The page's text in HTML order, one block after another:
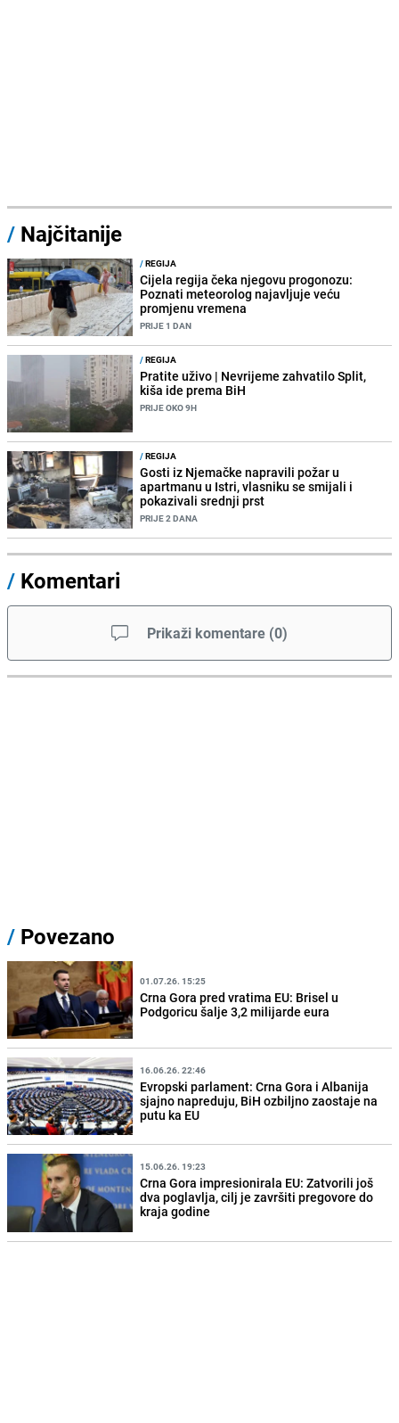
/ Najčitanije
/REGIJA
Cijela regija čeka njegovu progonozu:
Poznati meteorolog najavljuje veću
promjenu vremena
PRIJE 1 DAN
/REGIJA
Pratite uživo | Nevrijeme zahvatilo Split,
kiša ide prema BiH
PRIJE OKO 9H
/REGIJA
Gosti iz Njemačke napravili požar u
apartmanu u Istri, vlasniku se smijali i
pokazivali srednji prst
PRIJE 2 DANA
/ Komentari
Prikaži komentare (0)
/ Povezano
01.07.26. 15:25
Crna Gora pred vratima EU: Brisel u
Podgoricu šalje 3,2 milijarde eura
16.06.26. 22:46
Evropski parlament: Crna Gora i Albanija
sjajno napreduju, BiH ozbiljno zaostaje na
putu ka EU
15.06.26. 19:23
Crna Gora impresionirala EU: Zatvorili još
dva poglavlja, cilj je završiti pregovore do
kraja godine